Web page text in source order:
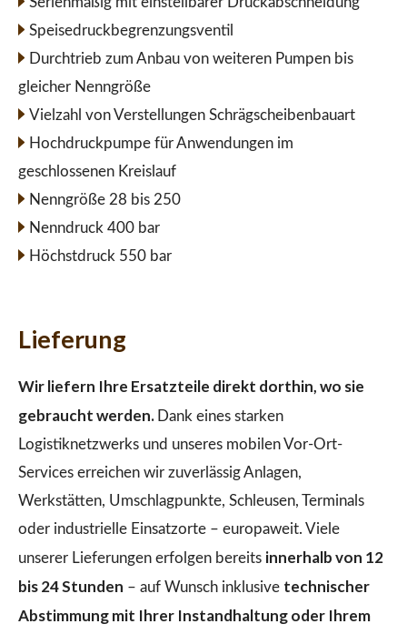
Speisedruckbegrenzungsventil
Durchtrieb zum Anbau von weiteren Pumpen bis
gleicher Nenngröße
Vielzahl von Verstellungen Schrägscheibenbauart
Hochdruckpumpe für Anwendungen im
geschlossenen Kreislauf
Nenngröße 28 bis 250
Nenndruck 400 bar
Höchstdruck 550 bar
Lieferung
Wir liefern Ihre Ersatzteile direkt dorthin, wo sie
gebraucht werden. Dank eines starken
Logistiknetzwerks und unseres mobilen Vor-Ort-
Services erreichen wir zuverlässig Anlagen,
Werkstätten, Umschlagpunkte, Schleusen, Terminals
oder industrielle Einsatzorte – europaweit. Viele
unserer Lieferungen erfolgen bereits innerhalb von 12
bis 24 Stunden – auf Wunsch inklusive technischer
Abstimmung mit Ihrer Instandhaltung oder Ihrem